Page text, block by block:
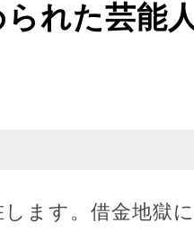
られた芸能
ます。借金地獄に